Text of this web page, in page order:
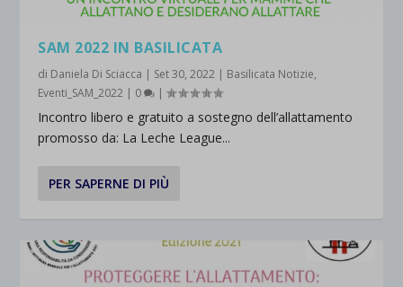
SAM 2022 IN BASILICATA
di Daniela Di Sciacca | Set 30, 2022 | Basilicata Notizie,
Eventi_SAM_2022 | 0 |
Incontro libero e gratuito a sostegno dell’allattamento
promosso da: La Leche League...
PER SAPERNE DI PIÙ